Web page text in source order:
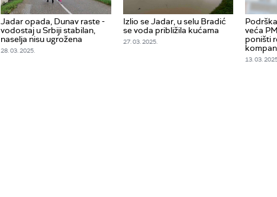
Jadar opada, Dunav raste -
vodostaj u Srbiji stabilan,
naselja nisu ugrožena
28. 03. 2025.
Izlio se Jadar, u selu Bradić
se voda približila kućama
27. 03. 2025.
veća
poništi
13. 03.